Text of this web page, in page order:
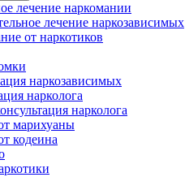
лечение наркомании
лечение наркозависимых
от наркотиков
наркозависимых
нарколога
нарколога
марихуаны
кодеина